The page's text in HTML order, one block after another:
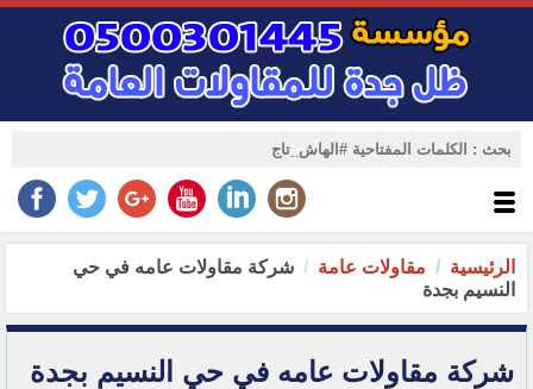
الرئيسية مقاولات عامة
شركة مقاولات عامه في حي
النسيم بجدة
شركة مقاولات عامه في حي النسيم بجدة